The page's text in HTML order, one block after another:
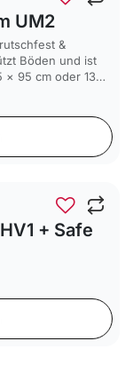
UM2
&
Böden und ist
× 95 cm oder 136
+ Safe